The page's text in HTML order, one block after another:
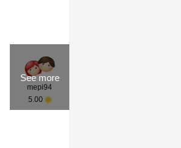
See more
mepi94
5.00